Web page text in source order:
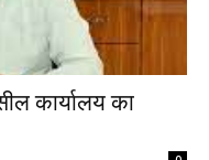
कार्यालय का